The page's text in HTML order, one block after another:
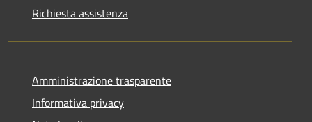
Richiesta assistenza
Amministrazione trasparente
Informativa privacy